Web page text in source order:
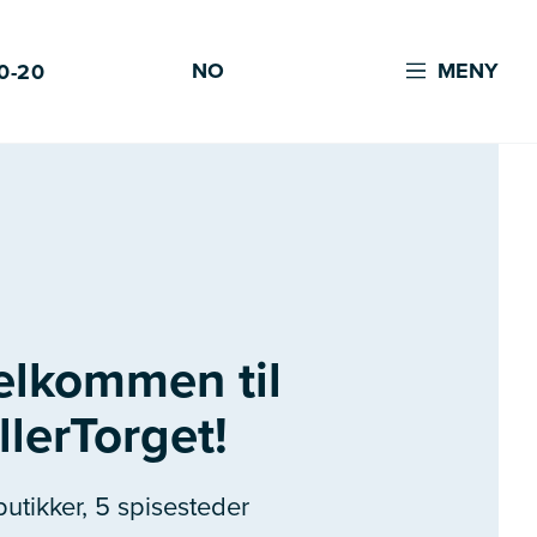
20 NO MENY
til
5 spisesteder